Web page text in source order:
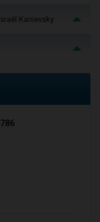
Kanievsky